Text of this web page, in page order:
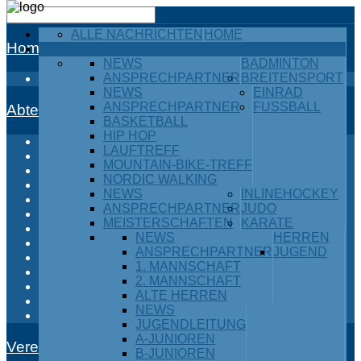
Home
Alle Nachrichten
Abteilungen
Badminton
Breitensport
Inlinehockey
Kraftdreikampf
Ski / Snowboard
Verein
HOME
ALLE NACHRICHTEN
BADMINTON
NEWS
ANSPRECHPARTNER BREITENSPORT
NEWS
ANSPRECHPARTNER
BASKETBALL
HIP HOP
LAUFTREFF
MOUNTAIN-BIKE-TREFF
NORDIC WALKING
EINRAD
NEWS
ANSPRECHPARTNER
MEISTERSCHAFTEN
FUSSBALL
HERREN
NEWS
ANSPRECHPARTNER
1. MANNSCHAFT
2. MANNSCHAFT
ALTE HERREN
JUGEND
NEWS
JUGENDLEITUNG
A-JUNIOREN
B-JUNIOREN
INLINEHOCKEY
JUDO
KARATE